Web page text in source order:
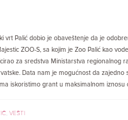
vrt Palić dobio je obaveštenje da je
ZOO-S, sa kojim je Zoo Palić kao
za sredstva Ministarstva regionalnog
Data nam je mogućnost da zajedno
iskoristimo grant u maksimalnom iznosu
VESTI